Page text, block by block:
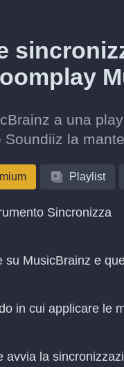
a una
la
Playlist
Sincronizza
su MusicBrainz e
in cui applicare le
avvia la